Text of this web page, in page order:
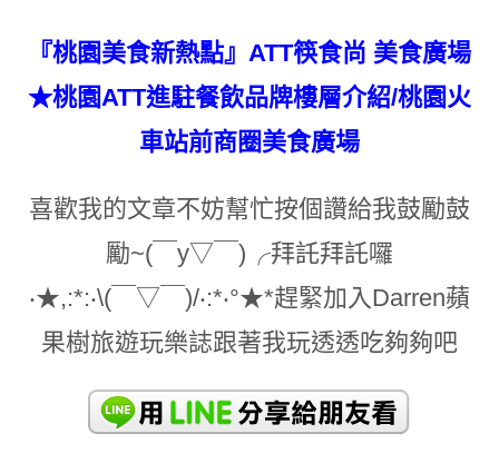
『桃園美食新熱點』ATT筷食尚 美食廣場
★桃園ATT進駐餐飲品牌樓層介紹/桃園火
車站前商圈美食廣場
喜歡我的文章不妨幫忙按個讚給我鼓勵鼓
勵~(￣y▽￣)╭拜託拜託囉
‧★,:*:‧\(￣▽￣)/‧:*‧°★*趕緊加入Darren蘋
果樹旅遊玩樂誌跟著我玩透透吃夠夠吧